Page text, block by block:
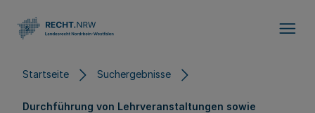
Startseite Suchergebnisse
Durchführung von Lehrveranstaltungen sowie